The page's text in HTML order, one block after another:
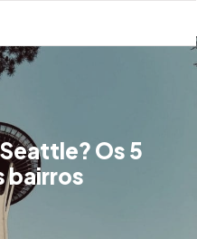
Os 5
bairros